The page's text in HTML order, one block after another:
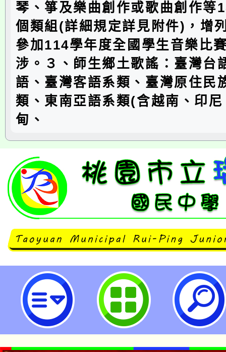
琴、箏及樂曲創作或歌曲創作等
個類組(詳細規定詳見附件)，增
參加114學年度全國學生音樂比
涉。３、師生鄉土歌謠：臺灣台
語、臺灣客語系類、臺灣原住民
類、東南亞語系類(含越南、印
甸、
主旨：檢送桃園市114學年度學生
鄉土歌謠實施要點各1份，請公告
桃園市立瑞坪國民中學